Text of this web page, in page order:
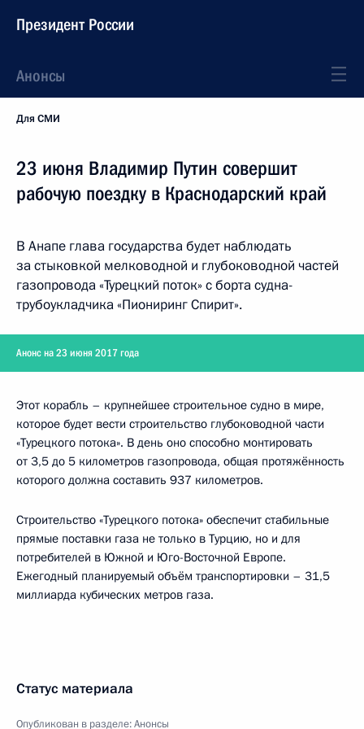
Президент России
Анонсы
Для СМИ
23 июня Владимир Путин совершит
рабочую поездку в Краснодарский край
В Анапе глава государства будет наблюдать
за стыковкой мелководной и глубоководной частей
газопровода «Турецкий поток» с борта судна-
трубоукладчика «Пиониринг Спирит».
Анонс на 23 июня 2017 года
Этот корабль – крупнейшее строительное судно в мире,
которое будет вести строительство глубоководной части
«Турецкого потока». В день оно способно монтировать
от 3,5 до 5 километров газопровода, общая протяжённость
которого должна составить 937 километров.
Строительство «Турецкого потока» обеспечит стабильные
прямые поставки газа не только в Турцию, но и для
потребителей в Южной и Юго-Восточной Европе.
Ежегодный планируемый объём транспортировки – 31,5
миллиарда кубических метров газа.
Статус материала
Опубликован в разделе:Анонсы